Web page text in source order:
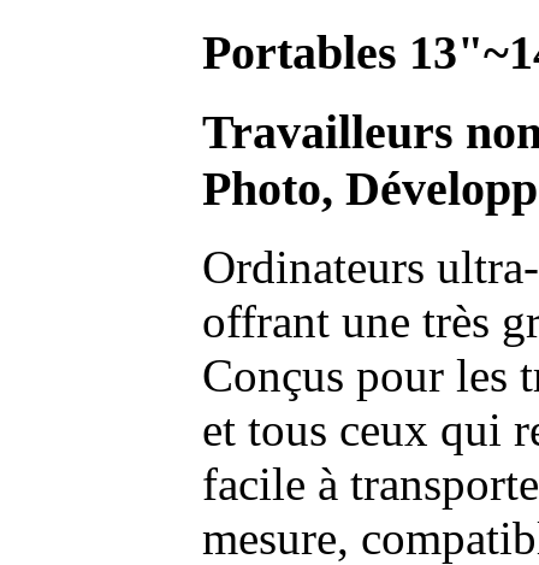
Portables
Travailleurs
Photo,
Ordinateurs
offrant une très
Conçus pour les
et tous ceux qui
facile à
mesure,